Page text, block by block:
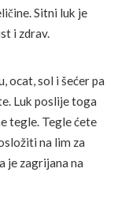
Sitni luk je
i zdrav.
ocat, sol i šećer pa
Luk poslije toga
tegle. Tegle ćete
na lim za
je zagrijana na